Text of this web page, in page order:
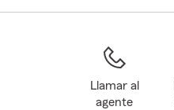
Llamar al
agente